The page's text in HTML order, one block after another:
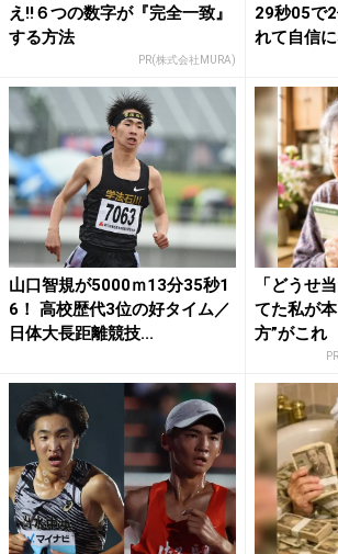
え!!６つの数字が『完全一致』
する方法
PR(株式会社MURA)
29秒05で
れて自信
山口智規が5000ｍ13分35秒1
6！ 高校歴代3位の好タイム／
日体大長距離競技...
「どうせ
てた私が
方”がこれ